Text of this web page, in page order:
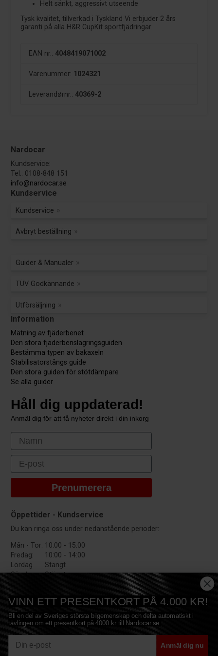
Helt sänkt, aggressivt utseende
Tysk kvalitet, tillverkad i Tyskland Vi erbjuder 2 års
garanti på alla H&R CupKit sportfjädringar.
EAN nr.: 4048419071002
Varenummer: 1024321
Leverandørnr.: 40369-2
Nardocar
Kundservice:
Tel.: 0108-848 151
info@nardocar.se
Kundservice
Kundservice
Avbryt beställning
Guider & Manualer
TÜV Godkännande
Utförsäljning
Information
Mätning av fjäderbenet
Den stora fjäderbenslagringsguiden
Bestämma typen av bakaxeln
Stabilisatorstångs guide
Den stora guiden för stötdämpare
Se alla guider
Håll dig uppdaterad!
Anmäl dig för att få nyheter direkt i din inkorg
First Name
Email
Prenumerera
Öppettider - Kundservice
Du kan ringa oss under nedanstående perioder:
Mån - Tor: 10:00 - 15:00
Fredag:
10:00 - 14:00
Lördag
Stängt
Söndag:
Stängt
VINN ETT PRESENTKORT PÅ 4.000 KR!
Bli en del av Sveriges största bilgemenskap och delta automatiskt i
tävlingen om ett presentkort på 4000 kr till Nardocar.se.
Anmäl dig nu